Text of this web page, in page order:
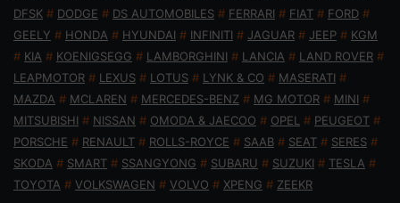
DFSK # DODGE # DS AUTOMOBILES # FERRARI # FIAT # FORD #
GEELY # HONDA # HYUNDAI # INFINITI # JAGUAR # JEEP # KGM
# KIA # KOENIGSEGG # LAMBORGHINI # LANCIA # LAND ROVER #
LEAPMOTOR # LEXUS # LOTUS # LYNK & CO # MASERATI #
MAZDA # MCLAREN # MERCEDES-BENZ # MG MOTOR # MINI #
MITSUBISHI # NISSAN # OMODA & JAECOO # OPEL # PEUGEOT #
PORSCHE # RENAULT # ROLLS-ROYCE # SAAB # SEAT # SERES #
SKODA # SMART # SSANGYONG # SUBARU # SUZUKI # TESLA #
TOYOTA # VOLKSWAGEN # VOLVO # XPENG # ZEEKR